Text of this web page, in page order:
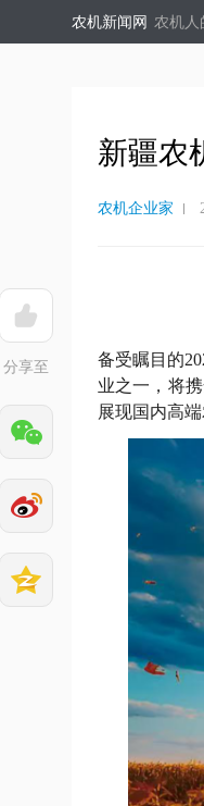
农机新闻网 农机人
新疆农
农机企业家
分享至
备受瞩目的
业之一，将
展现国内高